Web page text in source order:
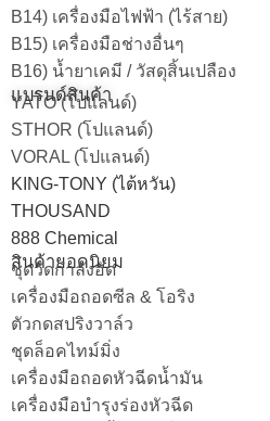
B14) เครื่องมือไฟฟ้า (ไร้สาย)
B15) เครื่องมือช่างอื่นๆ
B16) น้ำยาเคมี / วัสดุสิ้นเปลือง
แบรนด์สินค้า
YATO (โปแลนด์)
STHOR (โปแลนด์)
VORAL (โปแลนด์)
KING-TONY (ไต้หวัน)
THOUSAND
888 Chemical
สินค้ายอดนิยม
ชุดวัดกำลังอัด
เครื่องมือถอดซีล & โอริง
ตัวกดสปริงวาล์ว
ชุดล็อคไทม์มิ่ง
เครื่องมือถอดหัวฉีดน้ำมัน
เครื่องมือบำรุงร่องหัวฉีด